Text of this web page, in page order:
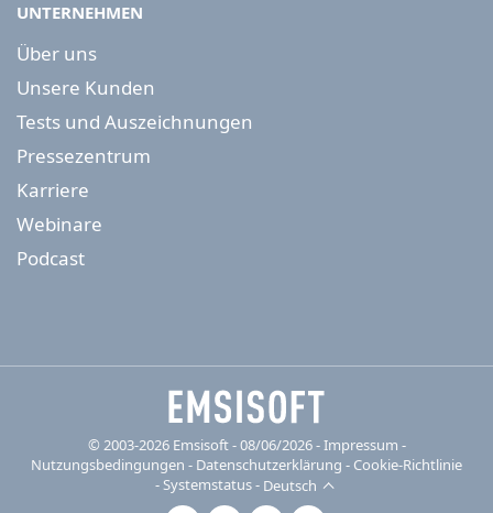
UNTERNEHMEN
Über uns
Unsere Kunden
Tests und Auszeichnungen
Pressezentrum
Karriere
Webinare
Podcast
© 2003-2026 Emsisoft - 08/06/2026 - Impressum -
Nutzungsbedingungen - Datenschutzerklärung - Cookie-Richtlinie
-Systemstatus- Deutsch